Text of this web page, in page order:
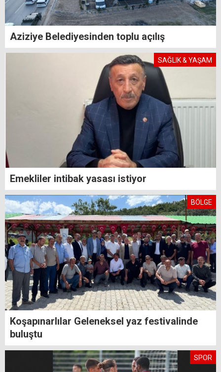
Aziziye Belediyesinden toplu açılış
SAĞLIK & YAŞAM
Emekliler intibak yasası istiyor
BÖLGE
Koşapınarlılar Geleneksel yaz festivalinde
buluştu
SPOR